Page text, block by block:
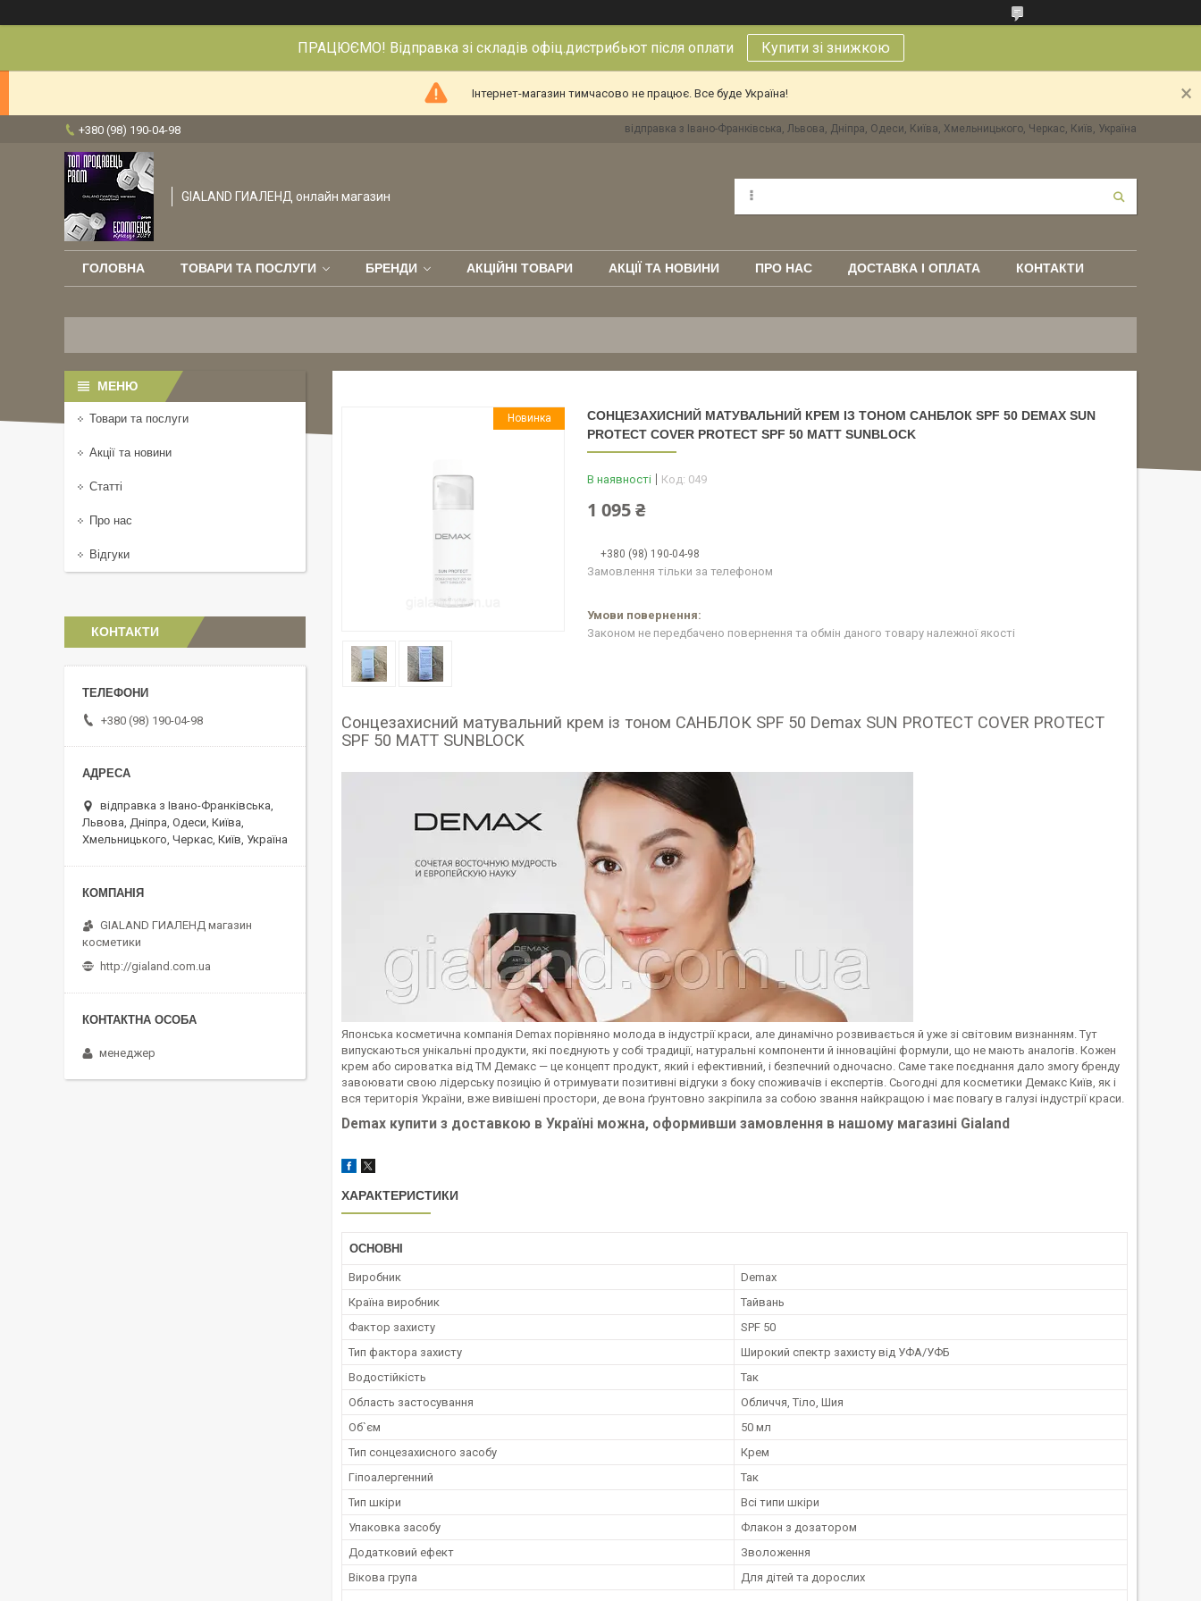
ПРАЦЮЄМО! Відправка зі складів офіц.дистрибьют після оплати Купити зі знижкою
Інтернет-магазин тимчасово не працює. Все буде Україна!
+380 (98) 190-04-98 відправка з Івано-Франківська, Львова, Дніпра, Одеси, Київа, Хмельницького, Черкас, Київ, Україна
GIALAND ГИАЛЕНД онлайн магазин
ГОЛОВНА ТОВАРИ ТА ПОСЛУГИ БРЕНДИ АКЦІЙНІ ТОВАРИ АКЦІЇ ТА НОВИНИ ПРО НАС ДОСТАВКА І ОПЛАТА КОНТАКТИ
Новинка
СОНЦЕЗАХИСНИЙ МАТУВАЛЬНИЙ КРЕМ ІЗ ТОНОМ САНБЛОК SPF 50 DEMAX SUN
PROTECT COVER PROTECT SPF 50 MATT SUNBLOCK
В наявності Код: 049
1 095 ₴
+380 (98) 190-04-98
Замовлення тільки за телефоном
Законом не передбачено повернення та обмін даного товару належної якості
Сонцезахисний матувальний крем із тоном САНБЛОК SPF 50 Demax SUN PROTECT COVER PROTECT
SPF 50 MATT SUNBLOCK
Японська косметична компанія Demax порівняно молода в індустрії краси, але динамічно розвивається й уже зі світовим визнанням. Тут
випускаються унікальні продукти, які поєднують у собі традиції, натуральні компоненти й інноваційні формули, що не мають аналогів. Кожен
крем або сироватка від ТМ Демакс — це концепт продукт, який і ефективний, і безпечний одночасно. Саме таке поєднання дало змогу бренду
завоювати свою лідерську позицію й отримувати позитивні відгуки з боку споживачів і експертів. Сьогодні для косметики Демакс Київ, як і
вся територія України, вже вивішені простори, де вона ґрунтовно закріпила за собою звання найкращою і має повагу в галузі індустрії краси.
Demax купити з доставкою в Україні можна, оформивши замовлення в нашому магазині Gialand
ХАРАКТЕРИСТИКИ
ОСНОВНІ
Виробник
Demax
Країна виробник
Тайвань
Фактор захисту
SPF 50
Тип фактора захисту
Широкий спектр захисту від УФА/УФБ
Водостійкість
Так
Область застосування
Обличчя, Тіло, Шия
Об`єм
50 мл
Тип сонцезахисного засобу
Крем
Гіпоалергенний
Так
Тип шкіри
Всі типи шкіри
Упаковка засобу
Флакон з дозатором
Додатковий ефект
Зволоження
Вікова група
Для дітей та дорослих
Товари та послуги
Акції та новини
Статті
Про нас
Відгуки
КОНТАКТИ
+380 (98) 190-04-98
відправка з Івано-Франківська,
Львова, Дніпра, Одеси, Київа,
Хмельницького, Черкас, Київ, Україна
GIALAND ГИАЛЕНД магазин
косметики
http://gialand.com.ua
менеджер